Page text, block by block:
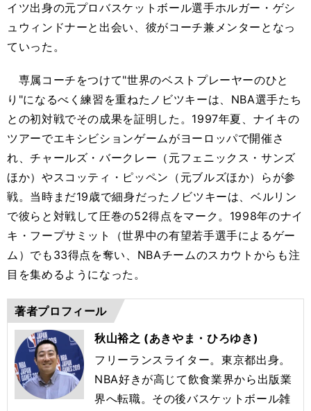
イツ出身の元プロバスケットボール選手ホルガー・ゲシ
ュウィンドナーと出会い、彼がコーチ兼メンターとなっ
ていった。
専属コーチをつけて"世界のベストプレーヤーのひと
り"になるべく練習を重ねたノビツキーは、NBA選手たち
との初対戦でその成果を証明した。1997年夏、ナイキの
ツアーでエキシビションゲームがヨーロッパで開催さ
れ、チャールズ・バークレー（元フェニックス・サンズ
ほか）やスコッティ・ピッペン（元ブルズほか）らが参
戦。当時まだ19歳で細身だったノビツキーは、ベルリン
で彼らと対戦して圧巻の52得点をマーク。1998年のナイ
キ・フープサミット（世界中の有望若手選手によるゲー
ム）でも33得点を奪い、NBAチームのスカウトからも注
目を集めるようになった。
著者プロフィール
秋山裕之 (あきやま・ひろゆき)
フリーランスライター。東京都出身。
NBA好きが高じて飲食業界から出版業
界へ転職。その後バスケットボール雑